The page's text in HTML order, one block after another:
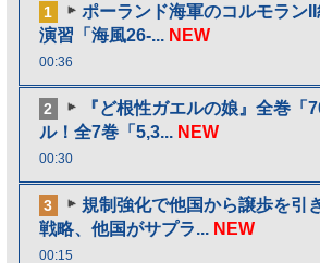
1
ポーランド海軍のコルモラン
演習「海風26-... NEW
00:36
2
『ど根性ガエルの娘』全巻「
ル！全7巻「5,3... NEW
00:30
3
規制強化で他国から譲歩を引
戦略、他国がサプラ... NEW
00:15